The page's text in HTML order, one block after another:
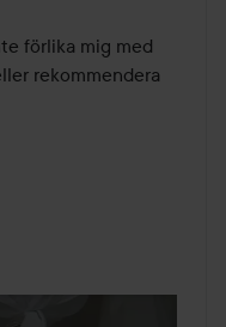
förlika mig med
rekommendera